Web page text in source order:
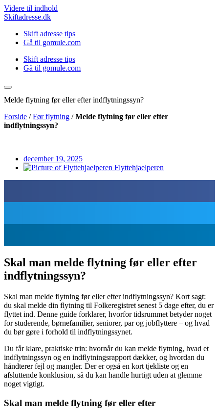
Videre til indhold
Skiftadresse.dk
Skift adresse tips
Gå til gomule.com
Skift adresse tips
Gå til gomule.com
Melde flytning før eller efter indflytningssyn?
Forside /Før flytning /Melde flytning før eller efter
indflytningssyn?
december 19, 2025
Flyttehjaelperen
Skal man melde flytning før eller efter
indflytningssyn?
Skal man melde flytning før eller efter indflytningssyn? Kort sagt:
du skal melde din flytning til Folkeregistret senest 5 dage efter, du er
flyttet ind. Denne guide forklarer, hvorfor tidsrummet betyder noget
for studerende, børnefamilier, seniorer, par og jobflyttere – og hvad
du bør gøre i forhold til indflytningssynet.
Du får klare, praktiske trin: hvornår du kan melde flytning, hvad et
indflytningssyn og en indflytningsrapport dækker, og hvordan du
håndterer fejl og mangler. Der er også en kort tjekliste og en
afsluttende konklusion, så du kan handle hurtigt uden at glemme
noget vigtigt.
Skal man melde flytning før eller efter